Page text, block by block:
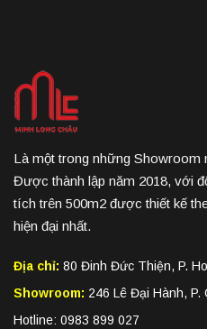
Là một trong những Showroom
Được thành lập năm 2018, với
tích trên 500m2 được thiết kế
hiện đại nhất.
Địa chỉ: 80 Đinh Đức Thiện, P.
Showroom: 246 Lê Đại Hành, P.
Hotline: 0983 899 027